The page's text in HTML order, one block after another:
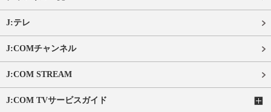
J:テレ
J:COMチャンネル
J:COM STREAM
J:COM TVサービスガイド